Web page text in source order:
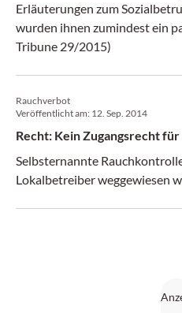
Erläuterungen zum
wurden ihnen zumindest ein
Tribune 29/2015)
Rauchverbot
Veröffentlicht am: 12. Sep. 2014
Recht: Kein Zugangsrecht
Selbsternannte
Lokalbetreiber weggewiesen